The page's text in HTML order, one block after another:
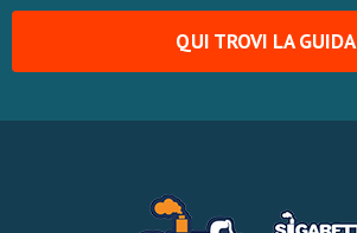
QUI TROVI LA GUIDA